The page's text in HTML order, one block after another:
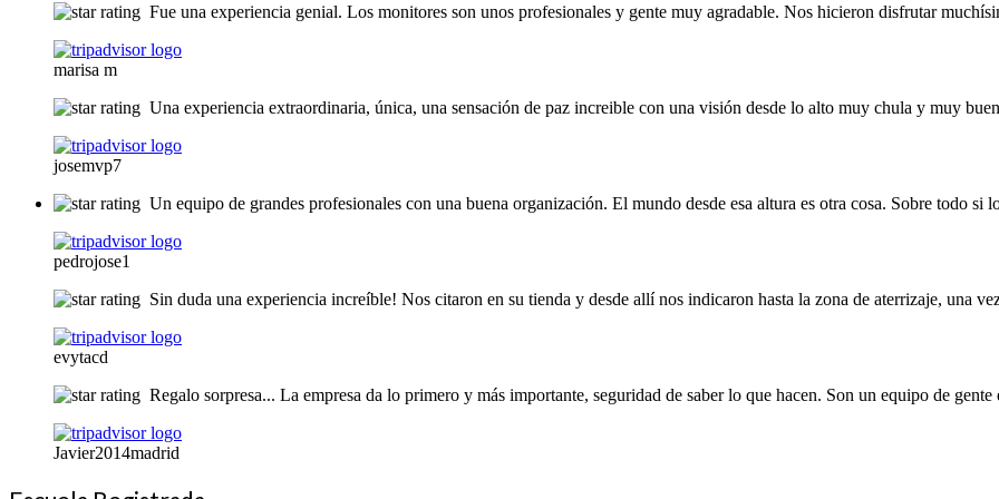
Fue una experiencia genial. Los monitores son unos profesionales y gente muy agradable. Nos hicieron disfrutar
marisa m
Una experiencia extraordinaria, única, una sensación de paz increible con una visión desde lo alto muy chula y muy
josemvp7
Un equipo de grandes profesionales con una buena organización. El mundo desde esa altura es otra cosa. Sobre todo si
pedrojose1
Sin duda una experiencia increíble! Nos citaron en su tienda y desde allí nos indicaron hasta la zona de aterrizaje, una
evytacd
Regalo sorpresa... La empresa da lo primero y más importante, seguridad de saber lo que hacen. Son un equipo de
Javier2014madrid